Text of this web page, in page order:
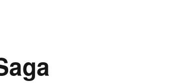
Menduniakan Produk
Lokal Bersama JAVARA